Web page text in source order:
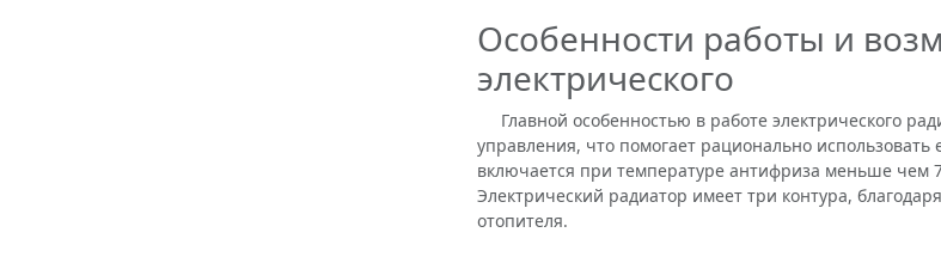
Особенности работы и
электрического
Главной особенностью в работе электрического
управления, что помогает рационально использовать
включается при температуре антифриза меньше чем
Электрический радиатор имеет три контура,
отопителя.